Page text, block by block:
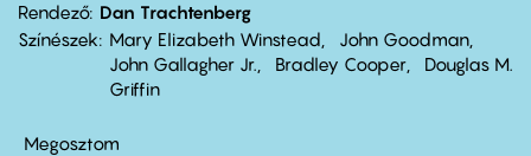
Rendező Dan Trachtenberg
Színészek
Mary Elizabeth Winstead
John Goodman
John Gallagher Jr.
Bradley Cooper
Douglas M.
Griffin
Megosztom